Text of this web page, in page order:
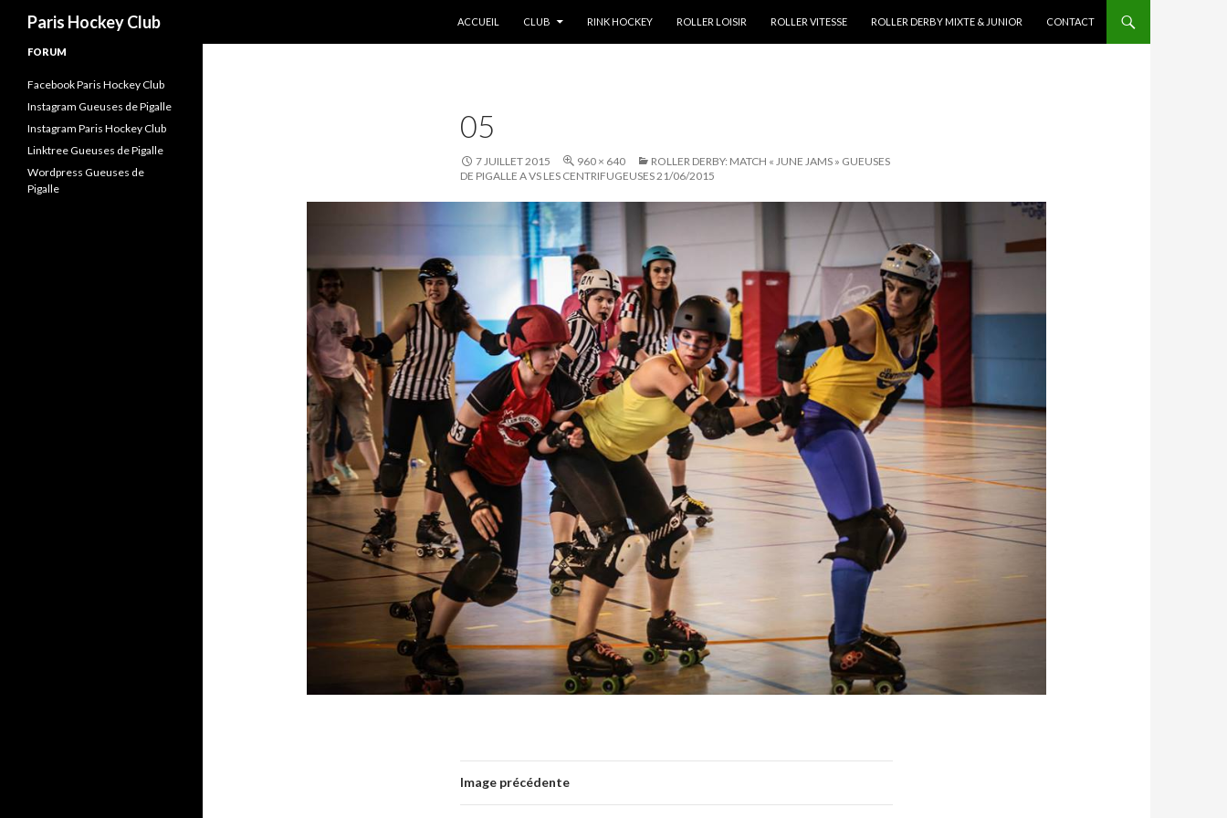
Paris Hockey Club
ACCUEIL
CLUB RINK HOCKEY ROLLER LOISIR ROLLER VITESSE ROLLER DERBY MIXTE & JUNIOR CONTACT
05
7 JUILLET 2015 960 × 640
ROLLER DERBY: MATCH « JUNE JAMS » GUEUSES
DE PIGALLE A VS LES CENTRIFUGEUSES 21/06/2015
Image précédente
FORUM
Facebook Paris Hockey Club
Instagram Gueuses de Pigalle
Instagram Paris Hockey Club
Linktree Gueuses de Pigalle
Wordpress Gueuses de
Pigalle